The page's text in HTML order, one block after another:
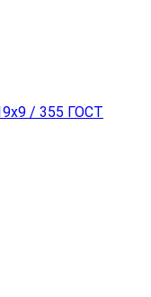
/ 355 ГОСТ